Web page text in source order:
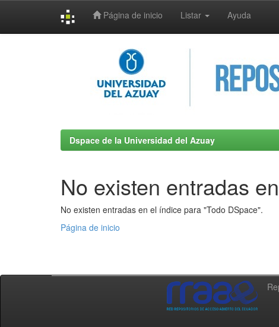
Página de inicio Listar Ayuda
Dspace de la Universidad del Azuay
No existen entradas
No existen entradas en el índice para "Todo DSpace".
Página de inicio